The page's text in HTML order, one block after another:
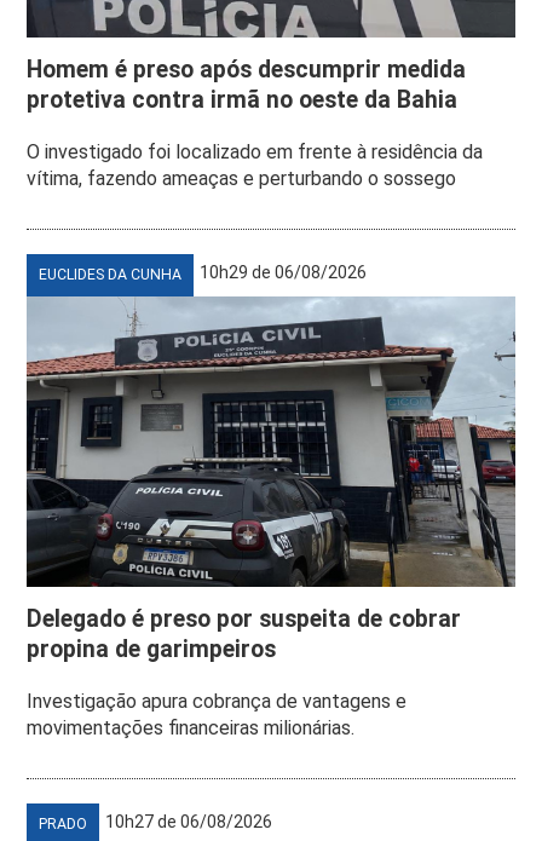
Homem é preso após descumprir medida
protetiva contra irmã no oeste da Bahia
O investigado foi localizado em frente à residência da
vítima, fazendo ameaças e perturbando o sossego
EUCLIDES DA CUNHA 10h29 de 06/08/2026
Delegado é preso por suspeita de cobrar
propina de garimpeiros
Investigação apura cobrança de vantagens e
movimentações financeiras milionárias.
PRADO 10h27 de 06/08/2026